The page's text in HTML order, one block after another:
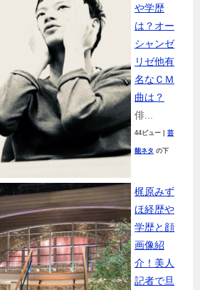
や学歴
は？オー
シャンゼ
リゼ他有
名なＣＭ
曲は？
俳...
44ビュー 芸
能ネタ の下
梶原みず
ほ経歴や
学歴と顔
画像紹
介！美人
記者で旦